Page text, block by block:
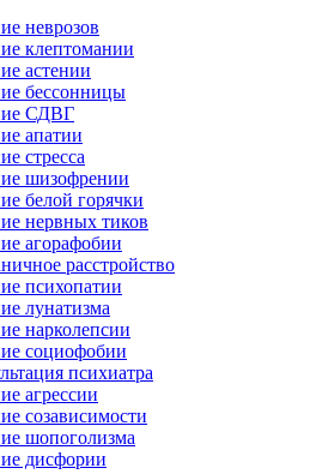
неврозов
клептомании
астении
бессонницы
СДВГ
апатии
стресса
шизофрении
белой горячки
нервных тиков
агорафобии
расстройство
психопатии
лунатизма
нарколепсии
социофобии
психиатра
агрессии
созависимости
шопоголизма
дисфории